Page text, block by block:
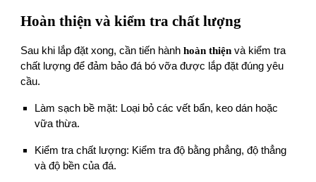
Hoàn thiện và kiểm tra chất lượng
Sau khi lắp đặt xong, cần tiến hànhhoàn thiện và kiểm tra
chất lượng để đảm bảo đá bó vỡa được lắp đặt đúng yêu
cầu.
Làm sạch bề mặt: Loại bỏ các vết bẩn, keo dán hoặc
vữa thừa.
Kiểm tra chất lượng: Kiểm tra độ bằng phẳng, độ thẳng
và độ bền của đá.